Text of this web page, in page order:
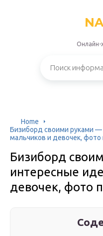
Онлайн-
Home
Бизиборд своими руками
мальчиков и девочек,
Бизиборд
интересные
девочек, фото